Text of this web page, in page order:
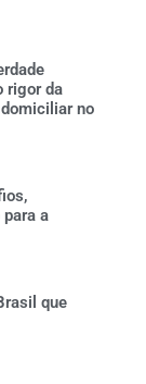
rigor da
no
a
que